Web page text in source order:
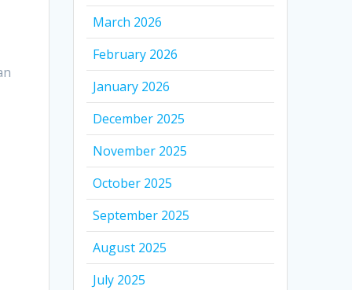
March 2026
February 2026
January 2026
December 2025
November 2025
October 2025
September 2025
August 2025
July 2025